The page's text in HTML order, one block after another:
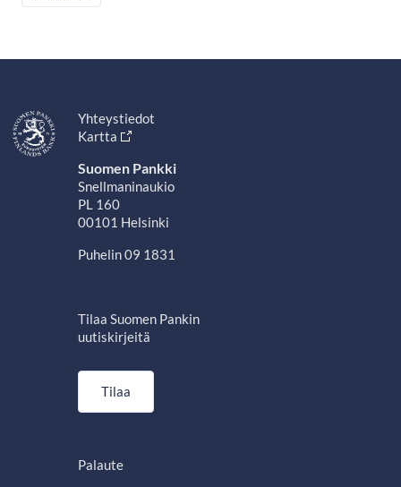
Yhteystiedot
Kartta
Suomen Pankki
Snellmaninaukio
PL 160
00101 Helsinki
Puhelin 09 1831
Tilaa Suomen Pankin
uutiskirjeitä
Tilaa
Palaute